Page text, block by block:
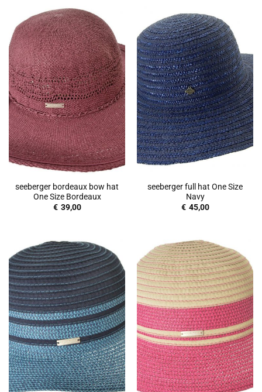
seeberger bordeaux bow hat
One Size Bordeaux
€ 39,00
seeberger full hat One Size
Navy
€ 45,00